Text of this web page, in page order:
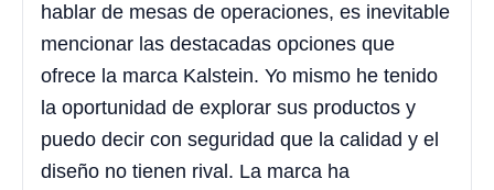
hablar de mesas de operaciones, es inevitable
mencionar las destacadas opciones que
ofrece la marca Kalstein. Yo mismo he tenido
la oportunidad de explorar sus productos y
puedo decir con seguridad que la calidad y el
diseño no tienen rival. La marca ha